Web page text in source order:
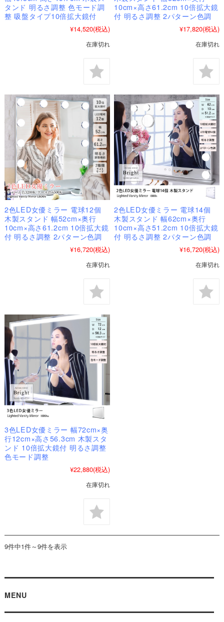
タンド 明るさ調整 色モード調
整 吸盤タイプ10倍拡大鏡付
¥14,520(税込)
在庫切れ
10cm×高さ61.2cm 10倍拡大鏡
付 明るさ調整 2パターン色調
¥17,820(税込)
在庫切れ
2色LED女優ミラー 電球12個
木製スタンド 幅52cm×奥行
10cm×高さ61.2cm 10倍拡大鏡
付 明るさ調整 2パターン色調
¥16,720(税込)
在庫切れ
2色LED女優ミラー 電球14個
木製スタンド 幅62cm×奥行
10cm×高さ51.2cm 10倍拡大鏡
付 明るさ調整 2パターン色調
¥16,720(税込)
在庫切れ
3色LED女優ミラー 幅72cm×奥
行12cm×高さ56.3cm 木製スタ
ンド 10倍拡大鏡付 明るさ調整
色モード調整
¥22,880(税込)
在庫切れ
9件中1件～9件を表示
MENU